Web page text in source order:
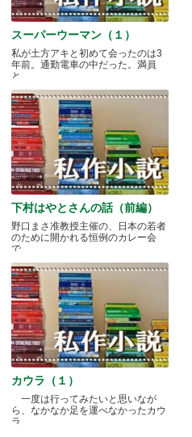
スーパーウーマン（１）
私が土方アキと初めて会ったのは3
年前。通勤電車の中だった。満員
と.....
下村はやとさんの話（前編）
野口まさ准教授主催の、日本の若者
のために開かれる恒例のカレー会
で.....
カウラ（１）
一度は行ってみたいと思いなが
ら、なかなか足を運べなかったカウ
ラ.....